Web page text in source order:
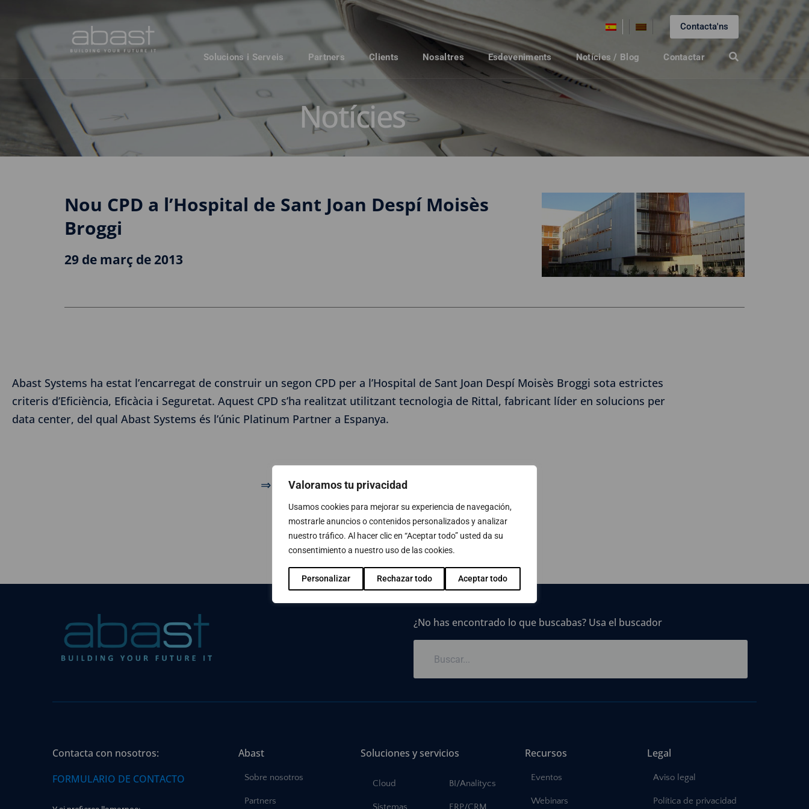
Valoramos tu privacidad
Usamos cookies para mejorar su experiencia de navegación,
mostrarle anuncios o contenidos personalizados y analizar
nuestro tráfico. Al hacer clic en “Aceptar todo” usted da su
consentimiento a nuestro uso de las cookies.
Personalizar Rechazar todo Aceptar todo
Contacta'ns
Solucions i Serveis Partners Clients Nosaltres Esdeveniments Notícies / Blog Contactar
Notícies
Nou CPD a l’Hospital de Sant Joan Despí Moisès
Broggi
29 de març de 2013
Abast Systems ha estat l’encarregat de construir un segon CPD per a l’Hospital de Sant Joan Despí Moisès Broggi sota estrictes
criteris d’Eficiència, Eficàcia i Seguretat. Aquest CPD s’ha realitzat utilitzant tecnologia de Rittal, fabricant líder en solucions per
data center, del qual Abast Systems és l’únic Platinum Partner a Espanya.
⇒ Llegeixi el cas d’èxit complet
¿No has encontrado lo que buscabas? Usa el buscador
Contacta con nosotros:
FORMULARIO DE CONTACTO
Abast
Sobre nosotros
Partners
Soluciones y servicios
Cloud BI/Analitycs
Recursos
Eventos
Webinars
Legal
Aviso legal
Política de privacidad